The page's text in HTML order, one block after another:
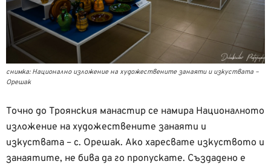
снимка: Национално изложение на художествените занаяти и изкуствата –
Орешак
Точно до Троянския манастир се намира Националното
изложение на художествените занаяти и
изкуствата – с. Орешак. Ако харесвате изкуството и
занаятите, не бива да го пропускате. Създадено е